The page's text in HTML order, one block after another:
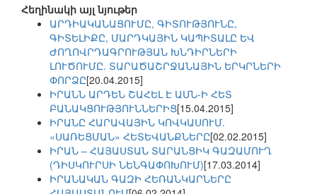
Հեղինակի այլ նյութեր
ԱՐԴԻԱԿԱՆԱՑՈՒՄԸ, ԳԻՏՈՒԹՅՈՒՆԸ,
ԳԻՏԵԼԻՔԸ, ՄԱՐԴԿԱՅԻՆ ԿԱՊԻՏԱԼԸ ԵՎ
ԺՈՂՈՎՐԴԱԳՐՈՒԹՅԱՆ ԽՆԴԻՐՆԵՐԻ
ԼՈՒԾՈՒՄԸ. ՏԱՐԱԾԱՇՐՋԱՆԱՅԻՆ ԵՐԿՐՆԵՐԻ
ՓՈՐՁԸ[20.04.2015]
ԻՐԱՆՆ ԱՐԴԵՆ ՇԱՀԵԼ Է ԱՄՆ-Ի ՀԵՏ
ԲԱՆԱԿՑՈՒԹՅՈՒՆՆԵՐԻՑ[15.04.2015]
ԻՐԱՆԸ ՀԱՐԱՎԱՅԻՆ ԿՈՎԿԱՍՈՒՄ.
«ՍԱՌԵՑՄԱՆ» ՀԵՏԵՎԱՆՔՆԵՐԸ[02.02.2015]
ԻՐԱՆ – ՀԱՅԱՍՏԱՆ ՏԱՐԱՆՑԻԿ ԳԱԶԱՄՈՒՂ
(ԴԻՍԿՈՒՐՍԻ ՆԵՆԳԱՓՈԽՈՒՄ)[17.03.2014]
ԻՐԱՆԱԿԱՆ ԳԱԶԻ ՀԵՌԱՆԿԱՐՆԵՐԸ